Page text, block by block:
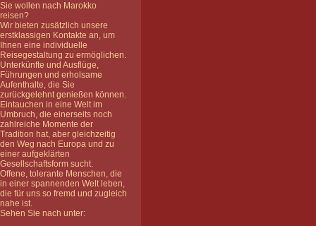
Sie wollen nach Marokko
reisen?
Wir bieten zusätzlich unsere
erstklassigen Kontakte an, um
Ihnen eine individuelle
Reisegestaltung zu ermöglichen.
Unterkünfte und Ausflüge,
Führungen und erholsame
Aufenthalte, die Sie
zurückgelehnt genießen können.
Eintauchen in eine Welt im
Umbruch, die einerseits noch
zahlreiche Momente der
Tradition hat, aber gleichzeitig
den Weg nach Europa und zu
einer aufgeklärten
Gesellschaftsform sucht.
Offene, tolerante Menschen, die
in einer spannenden Welt leben,
die für uns so fremd und zugleich
nahe ist.
Sehen Sie nach unter: